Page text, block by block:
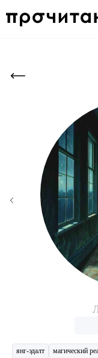
янг-эдалт
магический